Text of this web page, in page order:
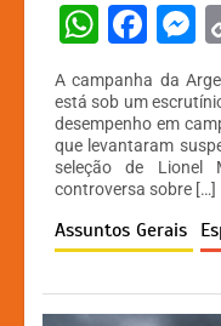
W
at
s
A
p
p
F
a
c
e
b
o
o
k
s
s
e
n
g
A campanha da
está sob um
desempenho em
que levantaram
seleção de Lionel
controversa sobre […]
Assuntos Gerais